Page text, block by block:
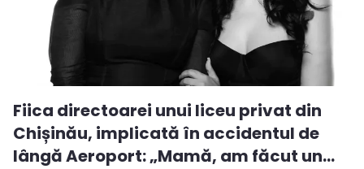
Fiica directoarei unui liceu privat din
Chișinău, implicată în accidentul de
lângă Aeroport: „Mamă, am făcut un